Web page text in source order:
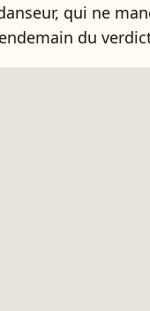
qui ne
du